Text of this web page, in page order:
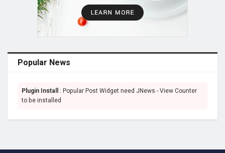
Popular News
Plugin Install : Popular Post Widget need JNews - View Counter
to be installed